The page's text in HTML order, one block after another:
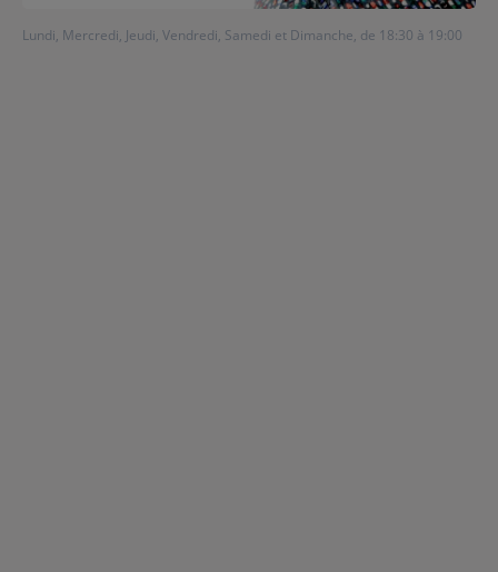
Contact
Lundi, Mercredi, Jeudi, Vendredi, Samedi et Dimanche, de 18:30 à 19:00